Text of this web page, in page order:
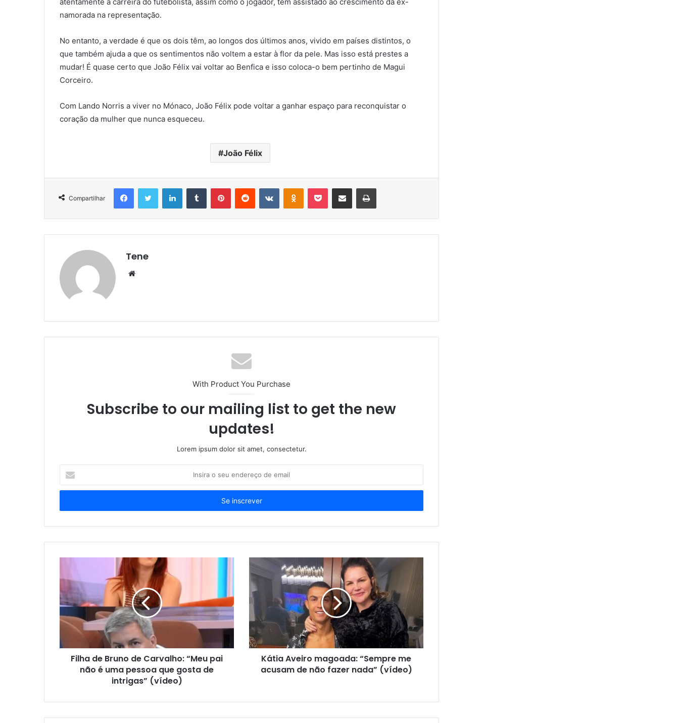
namorada na representação.
No entanto, a verdade é que os dois têm, ao longos dos últimos anos, vivido em países distintos, o
que também ajuda a que os sentimentos não voltem a estar à flor da pele. Mas isso está prestes a
mudar! É quase certo que João Félix vai voltar ao Benfica e isso coloca-o bem pertinho de Magui
Corceiro.
Com Lando Norris a viver no Mónaco, João Félix pode voltar a ganhar espaço para reconquistar o
coração da mulher que nunca esqueceu.
João Félix
Compartilhar
FacebookTwitter LinkedinTumblr PinterestReddit VK OK Pocket Compartilhar via e-mail Imprimir
Tene
Website
With Product You Purchase
Subscribe to our mailing list to get the new
updates!
Lorem ipsum dolor sit amet, consectetur.
seu
de
Filha de Bruno de Carvalho: “Meu pai
não é uma pessoa que gosta de
intrigas” (vídeo)
Kátia Aveiro magoada: “Sempre me
acusam de não fazer nada” (vídeo)